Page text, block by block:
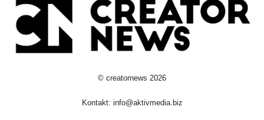
© creatornews 2026
Kontakt: info@aktivmedia.biz